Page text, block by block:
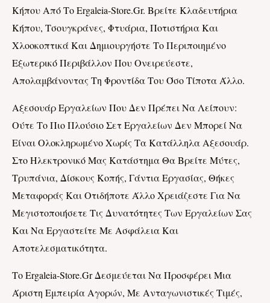
Κήπου Από Το Ergaleia-Store.gr. Βρείτε Κλαδευτήρια
Κήπου, Τσουγκράνες, Φτυάρια, Ποτιστήρια Και
Χλοοκοπτικά Και Δημιουργήστε Το Περιποιημένο
Εξωτερικό Περιβάλλον Που Ονειρεύεστε,
Απολαμβάνοντας Τη Φροντίδα Του Όσο Τίποτα Άλλο.
Αξεσουάρ Εργαλείων Που Δεν Πρέπει Να Λείπουν:
Ούτε Το Πιο Πλούσιο Σετ Εργαλείων Δεν Μπορεί Να
Είναι Ολοκληρωμένο Χωρίς Τα Κατάλληλα Αξεσουάρ.
Στο Ηλεκτρονικό Μας Κατάστημα Θα Βρείτε Μύτες,
Τρυπάνια, Δίσκους Κοπής, Γάντια Εργασίας, Θήκες
Μεταφοράς Και Οτιδήποτε Άλλο Χρειάζεστε Για Να
Μεγιστοποιήσετε Τις Δυνατότητες Των Εργαλείων Σας
Και Να Εργαστείτε Με Ασφάλεια Και
Αποτελεσματικότητα.
Το Ergaleia-Store.gr Δεσμεύεται Να Προσφέρει Μια
Άριστη Εμπειρία Αγορών, Με Ανταγωνιστικές Τιμές,